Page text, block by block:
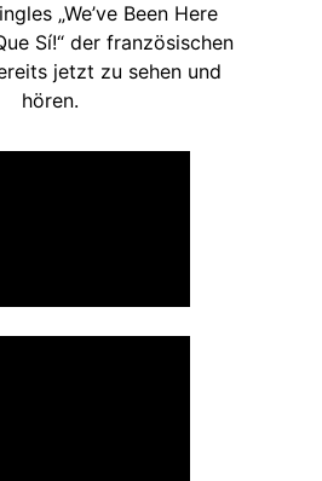
„We’ve Been Here
Sí!“ der französischen
jetzt zu sehen und
hören.